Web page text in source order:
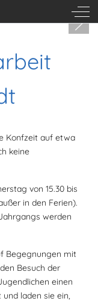
Off-
Konfzeit auf etwa
keine
von 15.30 bis
in den Ferien).
werden
Begegnungen mit
Besuch der
einen
laden sie ein,